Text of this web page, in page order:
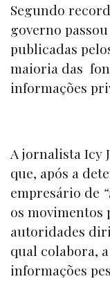
Segundo
governo
publicadas
maioria das
informações
A jornalista Icy
que, após a
empresário de
os
autoridades
qual colabora, a
informações